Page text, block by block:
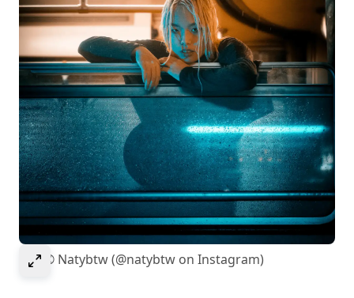
Select to expand image
画像© Natybtw (@natybtw on Instagram)